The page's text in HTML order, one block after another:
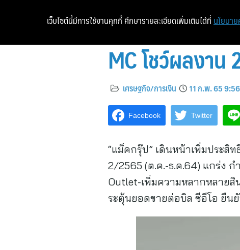
MC โชว์ผลงา
เศรษฐกิจ/การเงิน 11 ก.พ. 65 9:56
Facebook Twitter
“แม็คกรุ๊ป” เดินหน้าเพิ่มประสิ
2/2565 (ต.ค.-ธ.ค.64) แกร่ง ก
Outlet-เพิ่มความหลากหลายสิ
ระตุ้นยอดขายต่อบิล ซีอีโอ ยืน
เว็บไซต์นี้มีการใช้งานคุกกี้ ศึกษารายละเอียดเพิ่มเติมได้ที่ นโยบา